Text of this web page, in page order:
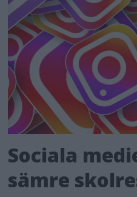
Sociala
sämre